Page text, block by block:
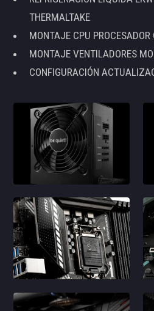
THERMALTAKE
MONTAJE CPU
MONTAJE VENTILADORES
CONFIGURACIÓN